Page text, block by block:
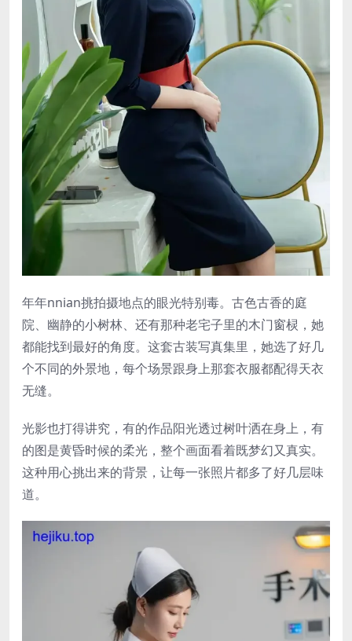
年年nnian挑拍摄地点的眼光特别毒。古色古香的庭
院、幽静的小树林、还有那种老宅子里的木门窗棂，她
都能找到最好的角度。这套古装写真集里，她选了好几
个不同的外景地，每个场景跟身上那套衣服都配得天衣
无缝。
光影也打得讲究，有的作品阳光透过树叶洒在身上，有
的图是黄昏时候的柔光，整个画面看着既梦幻又真实。
这种用心挑出来的背景，让每一张照片都多了好几层味
道。